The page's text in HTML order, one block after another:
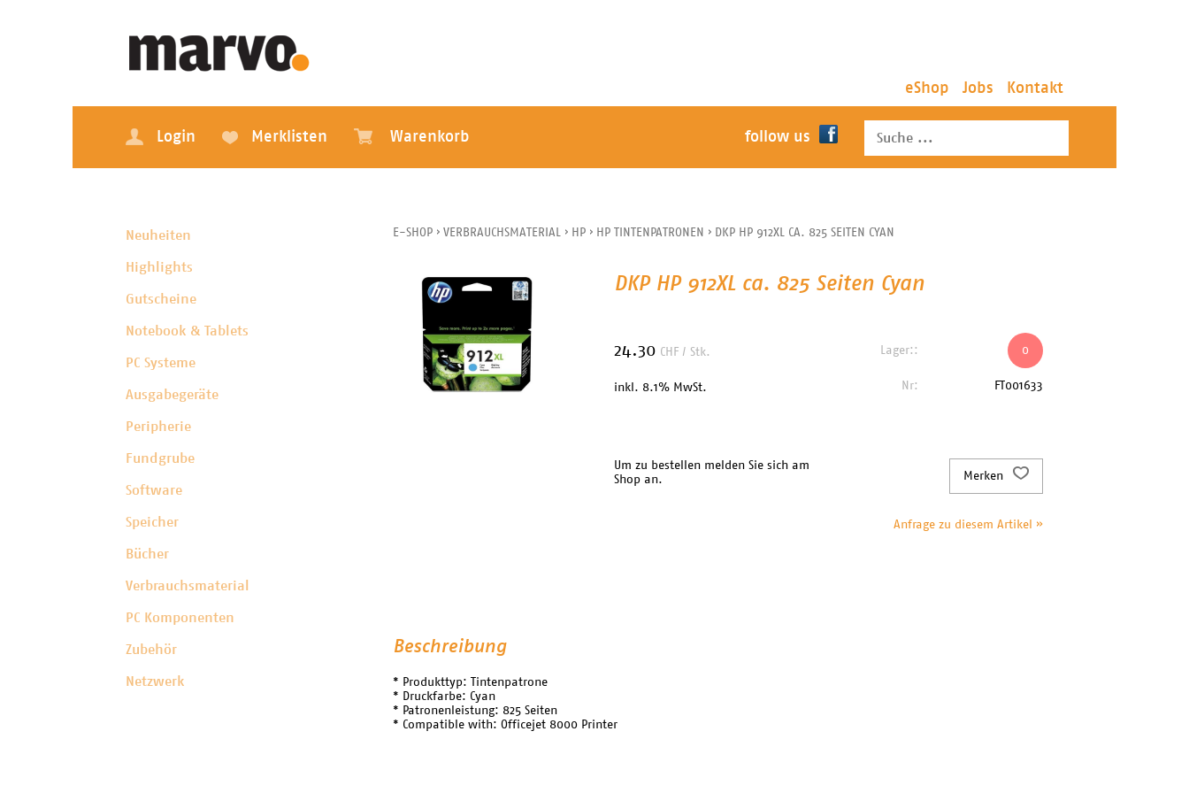
eShop Jobs Kontakt
Login Merklisten Warenkorb follow us
Neuheiten
Highlights
Gutscheine
Notebook & Tablets
PC Systeme
Ausgabegeräte
Peripherie
Fundgrube
Software
Speicher
Bücher
Verbrauchsmaterial
PC Komponenten
Zubehör
Netzwerk
E-SHOP › VERBRAUCHSMATERIAL › HP › HP TINTENPATRONEN › DKP HP 912XL CA. 825 SEITEN CYAN
DKP HP 912XL ca. 825 Seiten Cyan
24.30 CHF / Stk.
inkl. 8.1% MwSt.
Lager:: 0
Nr: FT001633
Um zu bestellen melden Sie sich am
Shop an.
Merken
Anfrage zu diesem Artikel »
Beschreibung
* Produkttyp: Tintenpatrone
* Druckfarbe: Cyan
* Patronenleistung: 825 Seiten
* Compatible with: Officejet 8000 Printer